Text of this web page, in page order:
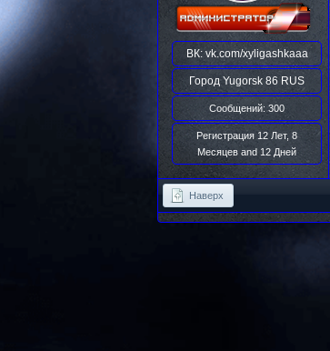
ВК: vk.com/xyligashkaaa
Город Yugorsk 86 RUS
Сообщений: 300
Регистрация 12 Лет, 8
Месяцев and 12 Дней
Наверх